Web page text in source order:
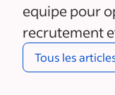
equipe pour
recrutement
Tous les